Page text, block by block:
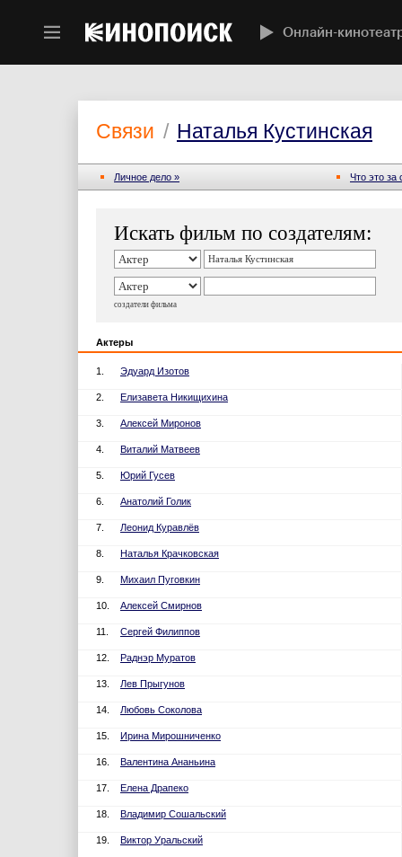
Онлайн-
Связи / Наталья Кустинская
Личное дело » Что это за
Искать фильм по создателям:
создатели фильма
Актеры
1. Эдуард Изотов
2. Елизавета Никищихина
3. Алексей Миронов
4. Виталий Матвеев
5. Юрий Гусев
6. Анатолий Голик
7. Леонид Куравлёв
8. Наталья Крачковская
9. Михаил Пуговкин
10. Алексей Смирнов
11. Сергей Филиппов
12. Раднэр Муратов
13. Лев Прыгунов
14. Любовь Соколова
15. Ирина Мирошниченко
16. Валентина Ананьина
17. Елена Драпеко
18. Владимир Сошальский
19. Виктор Уральский